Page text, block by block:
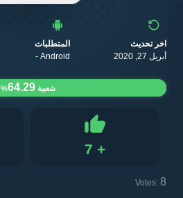
اخر تحديث
أبريل 27, 2020
المتطلبات
Android -
+
7
Like
Votes: 8
شعبية64.29
%